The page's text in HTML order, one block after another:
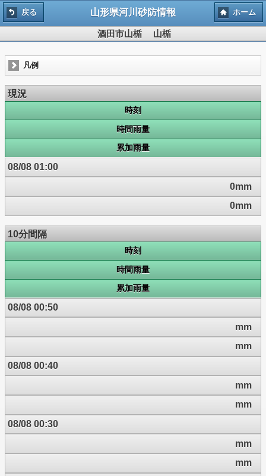
戻る 山形県河川砂防情報 ホーム
酒田市山楯 山楯
凡例
現況
時刻
時間雨量
累加雨量
08/08 01:00
0mm
0mm
10分間隔
時刻
時間雨量
累加雨量
08/08 00:50
mm
mm
08/08 00:40
mm
mm
08/08 00:30
mm
mm